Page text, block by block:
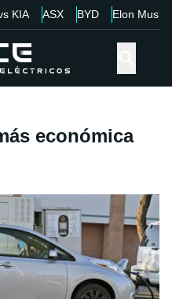
KIA ASX BYD Elon Musk
económica